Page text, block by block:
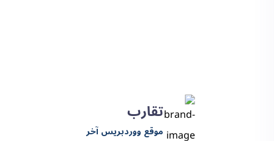
تقارب
موقع ووردبريس آخر